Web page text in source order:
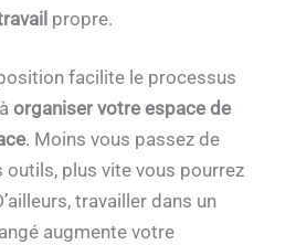
propre.
facilite le processus
organiser votre espace de
. Moins vous passez de
plus vite vous pourrez
travailler dans un
augmente votre